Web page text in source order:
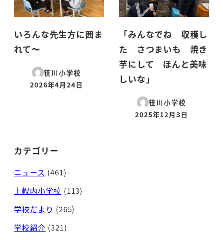
いろんな先生方に囲ま
れて〜
笹川小学校
投稿日
2026年4月24日
「みんなでね 収穫し
た さつまいも 焼き
芋にして ほんと美味
しいな」
笹川小学校
投稿日
2025年12月3日
カテゴリー
ニュース (461)
上幌内小学校 (113)
学校だより (265)
学校紹介 (321)